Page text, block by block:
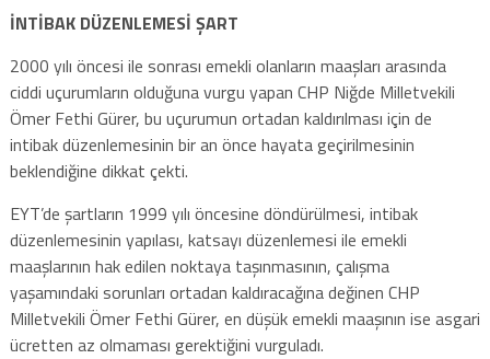
İNTİBAK DÜZENLEMESİ ŞART
2000 yılı öncesi ile sonrası emekli olanların maaşları arasında
ciddi uçurumların olduğuna vurgu yapan CHP Niğde Milletvekili
Ömer Fethi Gürer, bu uçurumun ortadan kaldırılması için de
intibak düzenlemesinin bir an önce hayata geçirilmesinin
beklendiğine dikkat çekti.
EYT’de şartların 1999 yılı öncesine döndürülmesi, intibak
düzenlemesinin yapılası, katsayı düzenlemesi ile emekli
maaşlarının hak edilen noktaya taşınmasının, çalışma
yaşamındaki sorunları ortadan kaldıracağına değinen CHP
Milletvekili Ömer Fethi Gürer, en düşük emekli maaşının ise asgari
ücretten az olmaması gerektiğini vurguladı.